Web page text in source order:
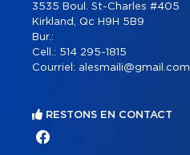
3535 Boul. St-Charles #405
Kirkland, Qc H9H 5B9
Bur.:
Cell.: 514 295-1815
Courriel: alesmaili@gmail.com
RESTONS EN CONTACT